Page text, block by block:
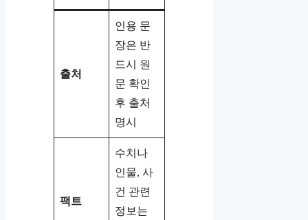
출처
인용 문
장은 반
드시 원
문 확인
후 출처
명시
팩트
수치나
인물, 사
건 관련
정보는